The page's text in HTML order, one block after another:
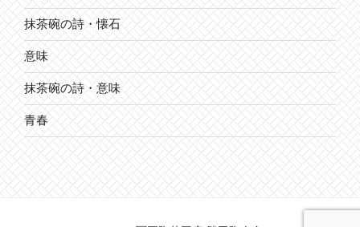
抹茶碗の詩・懐石
意味
抹茶碗の詩・意味
青春